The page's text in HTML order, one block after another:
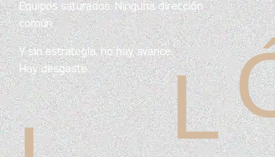
Equipos saturados. Ninguna dirección
común.
Y sin estrategia, no hay avance.
Hay desgaste.
L